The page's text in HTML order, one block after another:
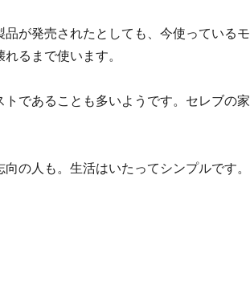
が発売されたとしても、今使っているモ
るまで使います。
であることも多いようです。セレブの家
の人も。生活はいたってシンプルです。